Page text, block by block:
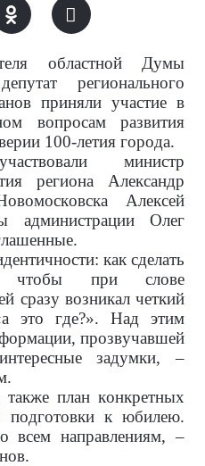
областной Думы
регионального
приняли участие в
вопросам развития
100-летия города.
министр
региона Александр
Алексей
администрации Олег
как сделать
чтобы при слове
сразу возникал четкий
это где?». Над этим
прозвучавшей
задумки, –
план конкретных
подготовки к юбилею.
всем направлениям, –